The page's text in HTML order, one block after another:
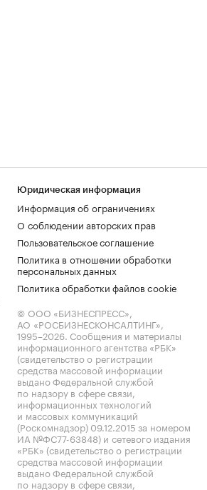
Юридическая информация
Информация об ограничениях
О соблюдении авторских прав
Пользовательское соглашение
Политика в отношении обработки
персональных данных
Политика обработки файлов cookie
© ООО «БИЗНЕСПРЕСС»,
АО «РОСБИЗНЕСКОНСАЛТИНГ»,
1995–2026. Сообщения и материалы
информационного агентства «РБК»
(свидетельство о регистрации
средства массовой информации
выдано Федеральной службой
по надзору в сфере связи,
информационных технологий
и массовых коммуникаций
(Роскомнадзор) 09.12.2015 за номером
ИА №ФС77-63848) и сетевого издания
«РБК» (свидетельство о регистрации
средства массовой информации
выдано Федеральной службой
по надзору в сфере связи,